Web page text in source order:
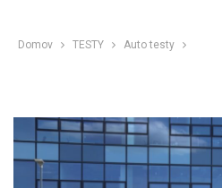
Domov TESTY Auto testy